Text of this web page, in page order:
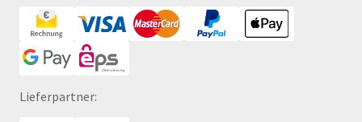
Lieferpartner: